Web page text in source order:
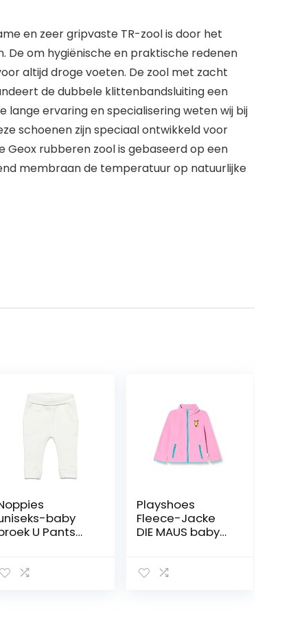
en zeer gripvaste TR-zool is door het
om hygiënische en praktische redenen
altijd droge voeten. De zool met zacht
de dubbele klittenbandsluiting een
lange ervaring en specialisering weten wij bij
schoenen zijn speciaal ontwikkeld voor
Geox rubberen zool is gebaseerd op een
membraan de temperatuur op natuurlijke
baby
U Pants
Playshoes
Fleece-Jacke
DIE MAUS baby-